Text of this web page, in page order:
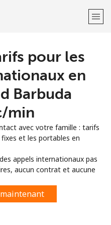
avec
pour les
en
Barbuda
min
avec votre famille : tarifs
et les portables en
appels internationaux pas
aucun contrat et aucune